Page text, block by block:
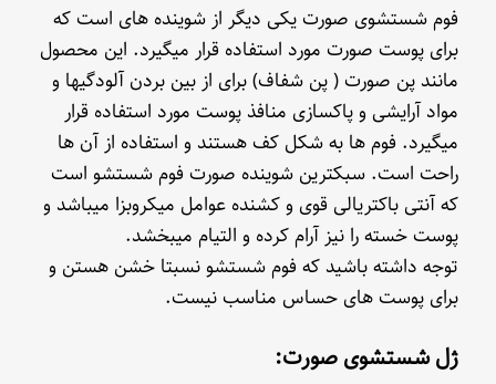
فوم شستشوی صورت یکی دیگر از شوینده های است که
برای پوست صورت مورد استفاده قرار میگیرد. این محصول
مانند پن صورت ( پن شفاف) برای از بین بردن آلودگیها و
مواد آرایشی و پاکسازی منافذ پوست مورد استفاده قرار
میگیرد. فوم ها به شکل کف هستند و استفاده از آن ها
راحت است. سبکترین شوینده صورت فوم شستشو است
که آنتی باکتریالی قوی و کشنده عوامل میکروبزا میباشد و
پوست خسته را نیز آرام کرده و التیام میبخشد.
توجه داشته باشید که فوم شستشو نسبتا خشن هستن و
برای پوست های حساس مناسب نیست.
ژل شستشوی صورت: